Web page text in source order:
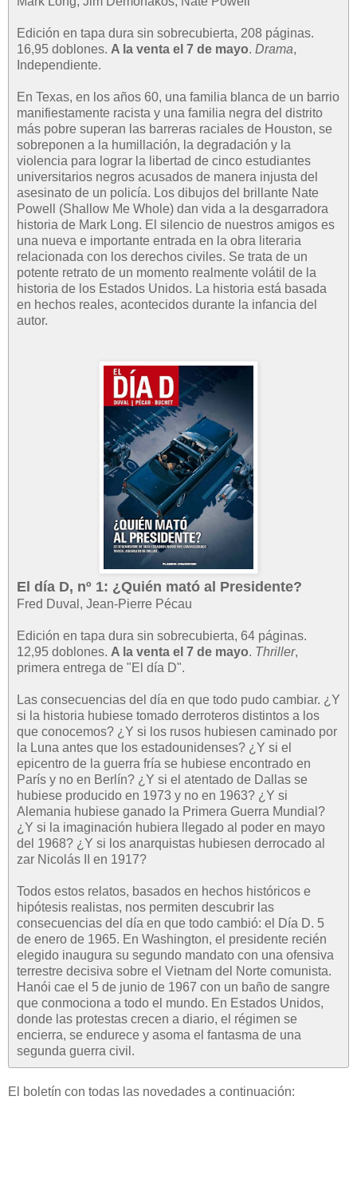
Edición en tapa dura sin sobrecubierta, 208 páginas.
16,95 doblones. A la venta el 7 de mayo. Drama,
Independiente.
En Texas, en los años 60, una familia blanca de un barrio
manifiestamente racista y una familia negra del distrito
más pobre superan las barreras raciales de Houston, se
sobreponen a la humillación, la degradación y la
violencia para lograr la libertad de cinco estudiantes
universitarios negros acusados de manera injusta del
asesinato de un policía. Los dibujos del brillante Nate
Powell (Shallow Me Whole) dan vida a la desgarradora
historia de Mark Long. El silencio de nuestros amigos es
una nueva e importante entrada en la obra literaria
relacionada con los derechos civiles. Se trata de un
potente retrato de un momento realmente volátil de la
historia de los Estados Unidos. La historia está basada
en hechos reales, acontecidos durante la infancia del
autor.
El día D, nº 1: ¿Quién mató al Presidente?
Fred Duval, Jean-Pierre Pécau
Edición en tapa dura sin sobrecubierta, 64 páginas.
12,95 doblones. A la venta el 7 de mayo. Thriller,
primera entrega de "El día D".
Las consecuencias del día en que todo pudo cambiar. ¿Y
si la historia hubiese tomado derroteros distintos a los
que conocemos? ¿Y si los rusos hubiesen caminado por
la Luna antes que los estadounidenses? ¿Y si el
epicentro de la guerra fría se hubiese encontrado en
París y no en Berlín? ¿Y si el atentado de Dallas se
hubiese producido en 1973 y no en 1963? ¿Y si
Alemania hubiese ganado la Primera Guerra Mundial?
¿Y si la imaginación hubiera llegado al poder en mayo
del 1968? ¿Y si los anarquistas hubiesen derrocado al
zar Nicolás II en 1917?
Todos estos relatos, basados en hechos históricos e
hipótesis realistas, nos permiten descubrir las
consecuencias del día en que todo cambió: el Día D. 5
de enero de 1965. En Washington, el presidente recién
elegido inaugura su segundo mandato con una ofensiva
terrestre decisiva sobre el Vietnam del Norte comunista.
Hanói cae el 5 de junio de 1967 con un baño de sangre
que conmociona a todo el mundo. En Estados Unidos,
donde las protestas crecen a diario, el régimen se
encierra, se endurece y asoma el fantasma de una
segunda guerra civil.
El boletín con todas las novedades a continuación: